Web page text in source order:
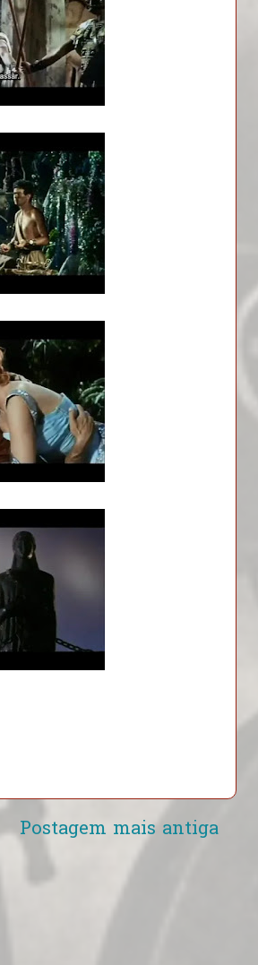
Postagem mais antiga